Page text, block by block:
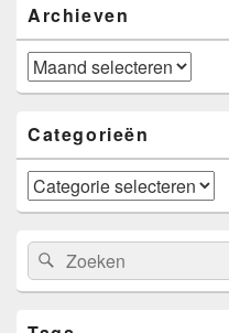
Archieven
Archieven
Categorieën
Categorieën
Zoeken
naar:
Zoeken